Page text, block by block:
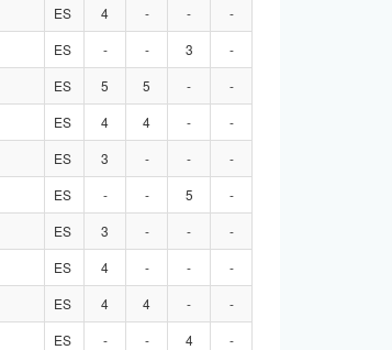
ES 4 - -
-
ES - - 3
-
ES 5 5 -
-
ES 4 4 -
-
ES 3 - -
-
ES - - 5
-
ES 3 - -
-
ES 4 - -
-
ES 4 4 -
-
ES - - 4
-